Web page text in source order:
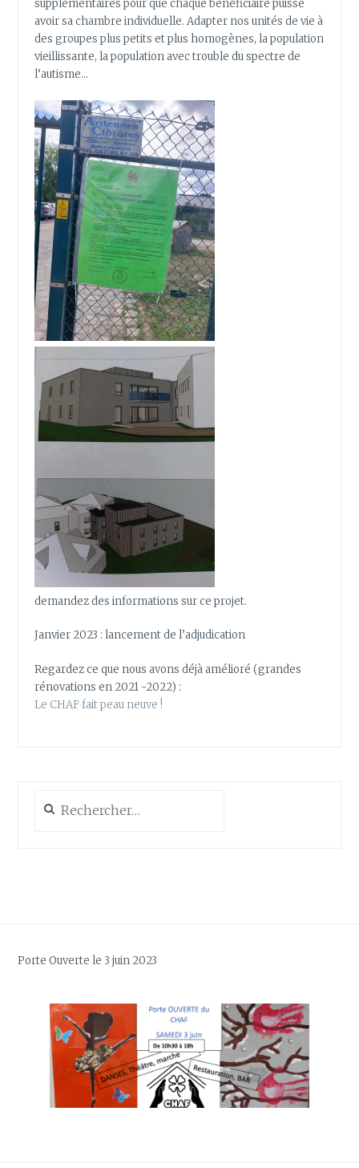
supplémentaires pour que chaque bénéficiaire puisse
avoir sa chambre individuelle. Adapter nos unités de vie à
des groupes plus petits et plus homogènes, la population
vieillissante, la population avec trouble du spectre de
l’autisme…
demandez des informations sur ce projet.
Janvier 2023 : lancement de l’adjudication
Regardez ce que nous avons déjà amélioré (grandes
rénovations en 2021 -2022) :
Le CHAF fait peau neuve !
Porte Ouverte le 3 juin 2023